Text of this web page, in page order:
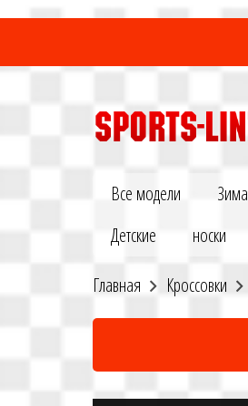
Все модели Зима
Детские
носки
Главная Кроссовки